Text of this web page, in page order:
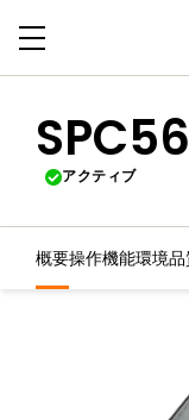
アクティブ
概要操作機能環境